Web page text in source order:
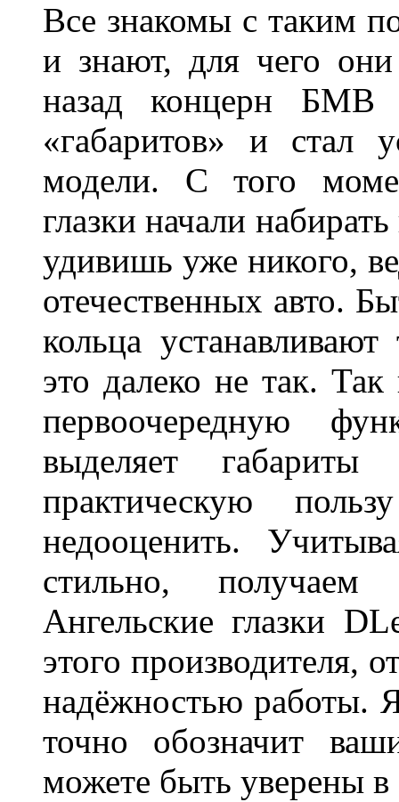
Все знакомы с таким
и знают, для чего
назад концерн БМВ
«габаритов» и стал
модели. С того
глазки начали
удивишь уже никого,
отечественных авто.
кольца
это далеко не так. Так
первоочередную
выделяет
практическую
недооценить.
стильно,
Ангельские глазки
этого производителя,
надёжностью работы.
точно обозначит
можете быть уверены